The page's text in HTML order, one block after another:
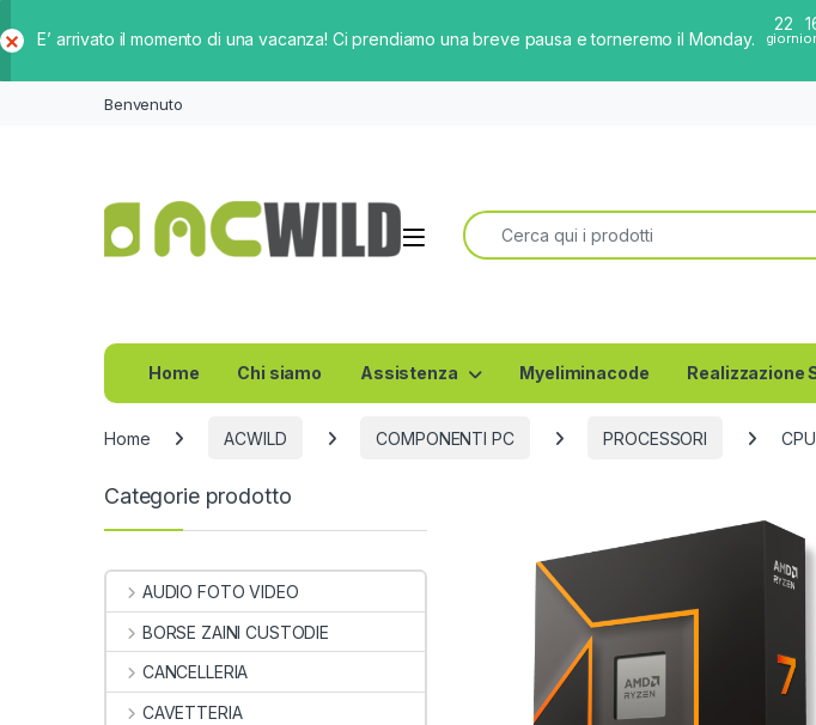
E’ arrivato il momento di una vacanza! Ci prendiamo una breve pausa e torneremo il Monday.
22
giorni
Benvenuto
Ricerca per:
Home Chi siamo Assistenza Myeliminacode Realizzazione
Home ACWILD COMPONENTI PC PROCESSORI
Categorie prodotto
AUDIO FOTO VIDEO
BORSE ZAINI CUSTODIE
CANCELLERIA
CAVETTERIA